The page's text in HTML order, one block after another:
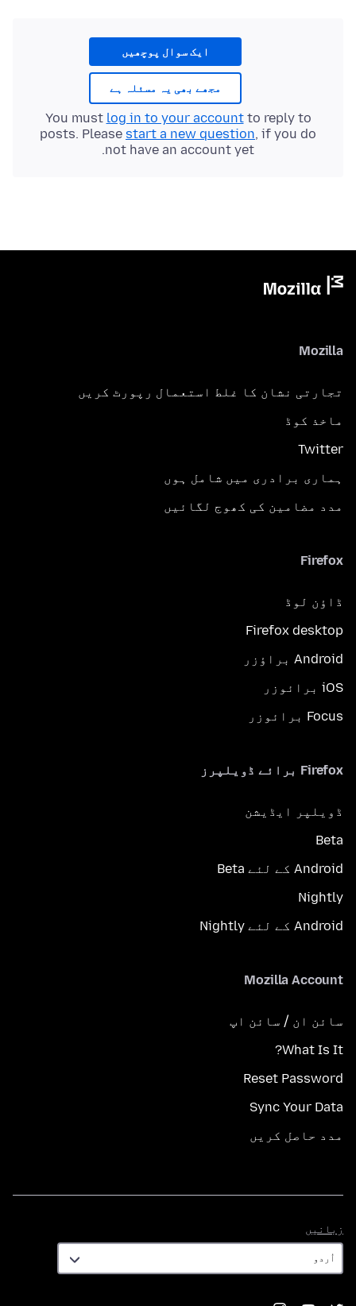
ایک سوال پوچھیں
مجھے بھی یہ مسئلہ ہے
You must log in to your accountto reply to
posts. Please start a new question, if you do
not have an account yet.
Mozilla
تجارتی نشان کا غلط استعمال رپورٹ کریں
ماخذ کوڈ
Twitter
ہماری برادری میں شامل ہوں
مدد مضامین کی کھوج لگائیں
Firefox
ڈاؤن لوڈ
Firefox desktop
Android براؤزر
iOS برائوزر
Focus برائوزر
Firefox برائے ڈویلپرز
ڈویلپر ایڈیشن
Beta
Android کے لئے Beta
Nightly
Android کے لئے Nightly
Mozilla Account
سائن ان / سائن اپ
What Is It?
Reset Password
Sync Your Data
مدد حاصل کریں
زبانیں